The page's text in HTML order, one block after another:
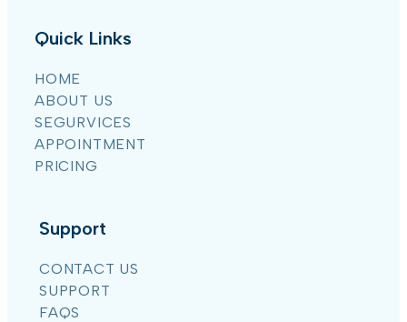
Quick Links
HOME
ABOUT US
SEGURVICES
APPOINTMENT
PRICING
Support
CONTACT US
SUPPORT
FAQS